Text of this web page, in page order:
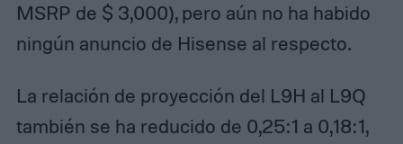
MSRP de $ 3,000), pero aún no ha habido
ningún anuncio de Hisense al respecto.
La relación de proyección del L9H al L9Q
también se ha reducido de 0,25:1 a 0,18:1,